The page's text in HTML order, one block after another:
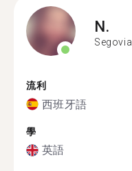
N.
Segovia
流利
西班牙語
學
英語